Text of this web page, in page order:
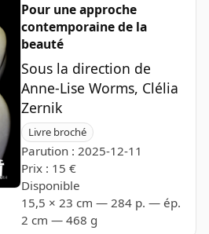
Pour une approche
contemporaine de la
beauté
Sous la direction de
Anne-Lise Worms, Clélia
Zernik
Livre broché
Parution : 2025-12-11
Prix : 15 €
Disponible
15,5 × 23 cm — 284 p. — ép.
2 cm — 468 g